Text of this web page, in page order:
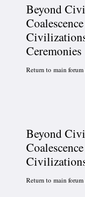
Beyond
Ceremonies
Return to main forum
Beyond
Return to main forum